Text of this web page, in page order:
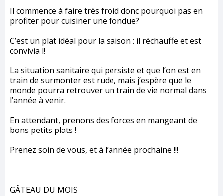
Il commence à faire très froid donc pourquoi pas en
profiter pour cuisiner une fondue?
C’est un plat idéal pour la saison : il réchauffe et est
convivia l!
La situation sanitaire qui persiste et que l’on est en
train de surmonter est rude, mais j’espère que le
monde pourra retrouver un train de vie normal dans
l’année à venir.
En attendant, prenons des forces en mangeant de
bons petits plats !
Prenez soin de vous, et à l’année prochaine !!!
GÂTEAU DU MOIS